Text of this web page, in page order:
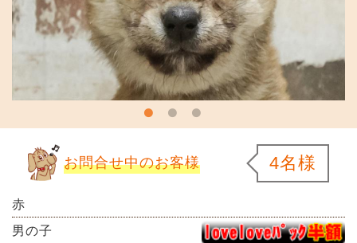
お問合せ中のお客様 4名様
赤
男の子